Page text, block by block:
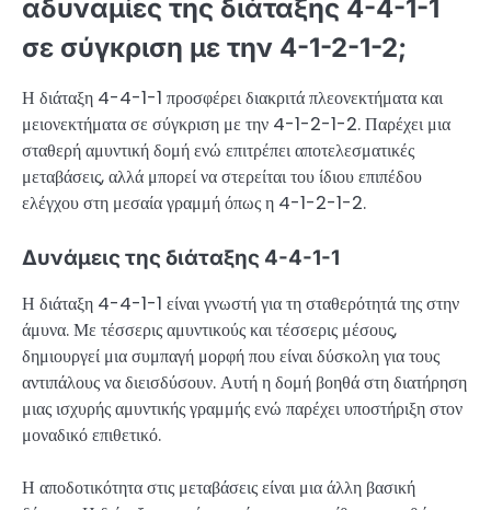
αδυναμίες της διάταξης 4-4-1-1
σε σύγκριση με την 4-1-2-1-2;
Η διάταξη 4-4-1-1 προσφέρει διακριτά πλεονεκτήματα και
μειονεκτήματα σε σύγκριση με την 4-1-2-1-2. Παρέχει μια
σταθερή αμυντική δομή ενώ επιτρέπει αποτελεσματικές
μεταβάσεις, αλλά μπορεί να στερείται του ίδιου επιπέδου
ελέγχου στη μεσαία γραμμή όπως η 4-1-2-1-2.
Δυνάμεις της διάταξης 4-4-1-1
Η διάταξη 4-4-1-1 είναι γνωστή για τη σταθερότητά της στην
άμυνα. Με τέσσερις αμυντικούς και τέσσερις μέσους,
δημιουργεί μια συμπαγή μορφή που είναι δύσκολη για τους
αντιπάλους να διεισδύσουν. Αυτή η δομή βοηθά στη διατήρηση
μιας ισχυρής αμυντικής γραμμής ενώ παρέχει υποστήριξη στον
μοναδικό επιθετικό.
Η αποδοτικότητα στις μεταβάσεις είναι μια άλλη βασική